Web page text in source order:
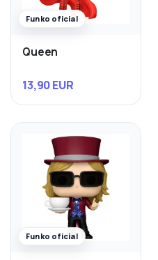
Funko oficial
Queen
13,90 EUR
Funko oficial